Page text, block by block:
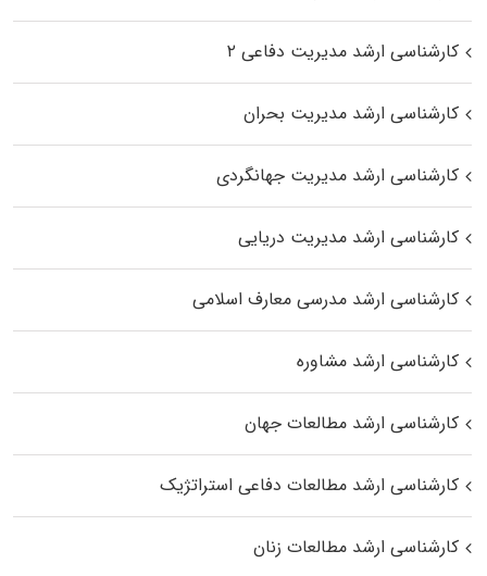
کارشناسی ارشد مدیریت دفاعی ۲
کارشناسی ارشد مدیریت بحران
کارشناسی ارشد مدیریت جهانگردی
کارشناسی ارشد مدیریت دریایی
کارشناسی ارشد مدرسی معارف اسلامی
کارشناسی ارشد مشاوره
کارشناسی ارشد مطالعات جهان
کارشناسی ارشد مطالعات دفاعی استراتژیک
کارشناسی ارشد مطالعات زنان